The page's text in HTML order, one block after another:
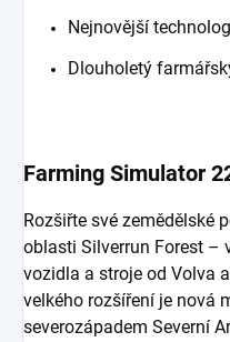
Nejnovější
Dlouholetý
Farming Simulator
Rozšiřte své zemědělské
oblasti Silverrun Forest –
vozidla a stroje od Volva
velkého rozšíření je nová
severozápadem Severní